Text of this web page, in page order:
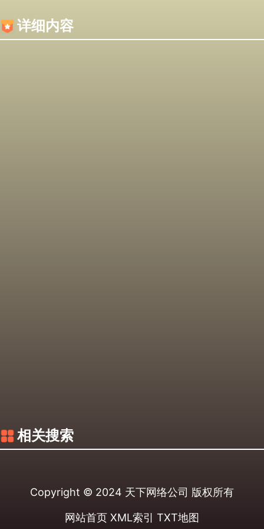
详细内容
相关搜索
Copyright © 2024 天下网络公司 版权所有
网站首页 XML索引 TXT地图